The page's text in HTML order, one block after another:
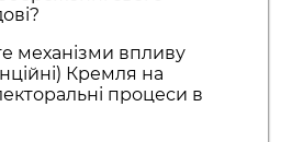
механізми впливу
Кремля на
процеси в